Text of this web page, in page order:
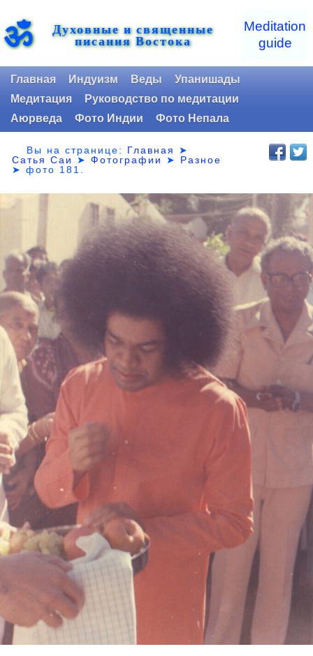
ॐ Духовные и священные
писания Востока
Meditation
guide
Главная Индуизм Веды
Упанишады
Медитация
Руководство по медитации
Аюрведа
Фото Индии Фото Непала
Вы на странице: Главная
➤
Сатья Саи
➤Фотографии ➤ Разное
➤фото 181.